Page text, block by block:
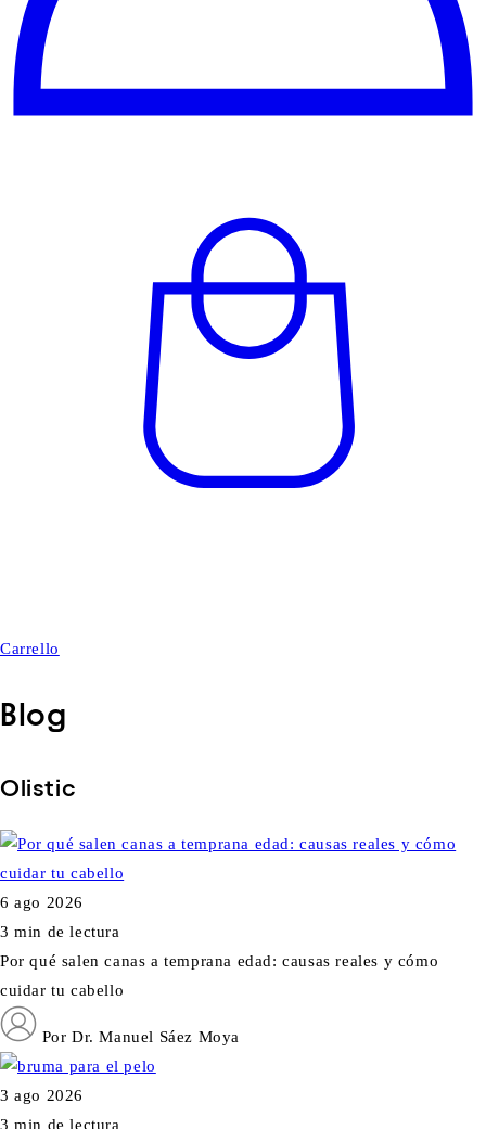
Carrello
Blog
Olistic
6 ago 2026
3 min de lectura
Por qué salen canas a temprana edad: causas reales y cómo
cuidar tu cabello
Por Dr. Manuel Sáez Moya
3 ago 2026
3 min de lectura